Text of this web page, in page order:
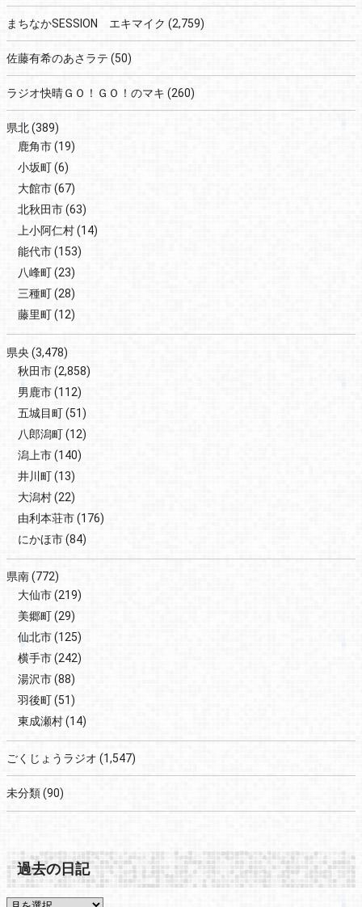
まちなかSESSION エキマイク (2,759)
佐藤有希のあさラテ (50)
ラジオ快晴ＧＯ！ＧＯ！のマキ (260)
県北(389)
鹿角市(19)
小坂町(6)
大館市(67)
北秋田市(63)
上小阿仁村(14)
能代市(153)
八峰町(23)
三種町(28)
藤里町(12)
県央 (3,478)
秋田市(2,858)
男鹿市(112)
五城目町(51)
八郎潟町(12)
潟上市(140)
井川町(13)
大潟村(22)
由利本荘市(176)
にかほ市(84)
県南(772)
大仙市(219)
美郷町(29)
仙北市(125)
横手市(242)
湯沢市(88)
羽後町(51)
東成瀬村(14)
ごくじょうラジオ (1,547)
未分類(90)
過去の日記